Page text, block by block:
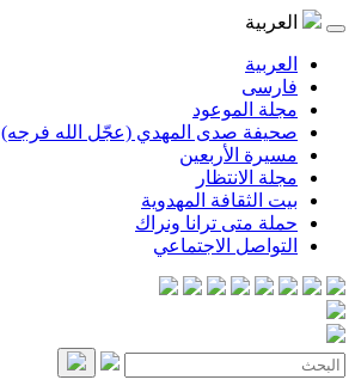
العربية
العربية
فارسی
مجلة الموعود
صحيفة صدى المهدي (عجّل الله فرجه)
مسيرة الأربعين
مجلة الانتظار
بيت الثقافة المهدوية
حملة متى ترانا ونراك
التواصل الاجتماعي